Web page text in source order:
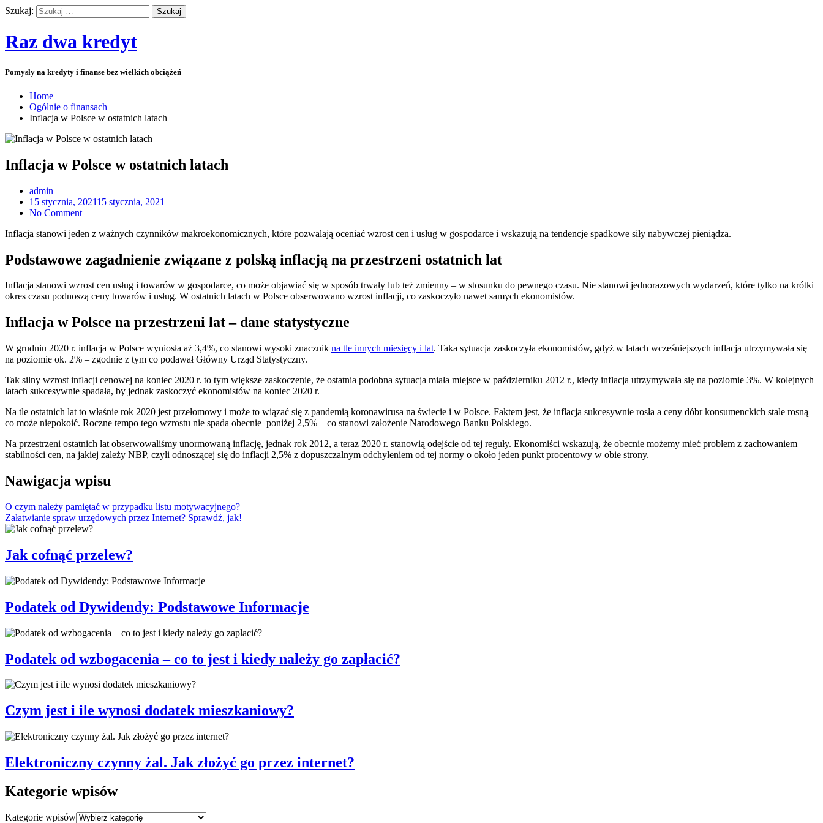
Szukaj:
Raz dwa kredyt
Pomysły na kredyty i finanse bez wielkich obciążeń
Home
Ogólnie o finansach
Inflacja w Polsce w ostatnich latach
Inflacja w Polsce w ostatnich latach
admin
15 stycznia, 202115 stycznia, 2021
No Comment
Inflacja stanowi jeden z ważnych czynników makroekonomicznych, które pozwalają oceniać wzrost cen i usług w gospodarce i wskazują na tendencje spadkowe siły nabywczej pieniądza.
Podstawowe zagadnienie związane z polską inflacją na przestrzeni ostatnich lat
Inflacja stanowi wzrost cen usług i towarów w gospodarce, co może objawiać się w sposób trwały lub też zmienny – w stosunku do pewnego czasu. Nie stanowi jednorazowych wydarzeń, które tylko na krótki
okres czasu podnoszą ceny towarów i usług. W ostatnich latach w Polsce obserwowano wzrost inflacji, co zaskoczyło nawet samych ekonomistów.
Inflacja w Polsce na przestrzeni lat – dane statystyczne
W grudniu 2020 r. inflacja w Polsce wyniosła aż 3,4%, co stanowi wysoki znacznik na tle innych miesięcy i lat. Taka sytuacja zaskoczyła ekonomistów, gdyż w latach wcześniejszych inflacja utrzymywała się
na poziomie ok. 2% – zgodnie z tym co podawał Główny Urząd Statystyczny.
Tak silny wzrost inflacji cenowej na koniec 2020 r. to tym większe zaskoczenie, że ostatnia podobna sytuacja miała miejsce w październiku 2012 r., kiedy inflacja utrzymywała się na poziomie 3%. W kolejnych
latach sukcesywnie spadała, by jednak zaskoczyć ekonomistów na koniec 2020 r.
Na tle ostatnich lat to właśnie rok 2020 jest przełomowy i może to wiązać się z pandemią koronawirusa na świecie i w Polsce. Faktem jest, że inflacja sukcesywnie rosła a ceny dóbr konsumenckich stale rosną
co może niepokoić. Roczne tempo tego wzrostu nie spada obecnie poniżej 2,5% – co stanowi założenie Narodowego Banku Polskiego.
Na przestrzeni ostatnich lat obserwowaliśmy unormowaną inflację, jednak rok 2012, a teraz 2020 r. stanowią odejście od tej reguły. Ekonomiści wskazują, że obecnie możemy mieć problem z zachowaniem
stabilności cen, na jakiej zależy NBP, czyli odnoszącej się do inflacji 2,5% z dopuszczalnym odchyleniem od tej normy o około jeden punkt procentowy w obie strony.
Nawigacja wpisu
O czym należy pamiętać w przypadku listu motywacyjnego?
Załatwianie spraw urzędowych przez Internet? Sprawdź, jak!
Jak cofnąć przelew?
Podatek od Dywidendy: Podstawowe Informacje
Podatek od wzbogacenia – co to jest i kiedy należy go zapłacić?
Czym jest i ile wynosi dodatek mieszkaniowy?
Elektroniczny czynny żal. Jak złożyć go przez internet?
Kategorie wpisów
Kategorie wpisów